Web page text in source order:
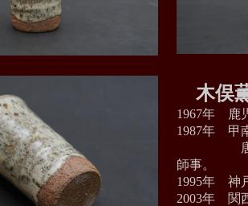
木俣
1967年 鹿
1987年 甲
唐津に
師事。
1995年 神
2003年 関